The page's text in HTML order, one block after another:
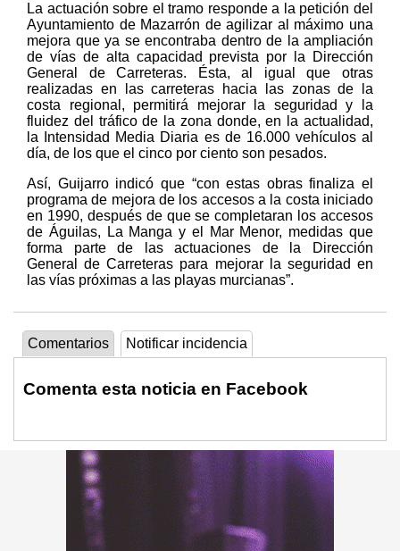
La actuación sobre el tramo responde a la petición del
Ayuntamiento de Mazarrón de agilizar al máximo una
mejora que ya se encontraba dentro de la ampliación
de vías de alta capacidad prevista por la Dirección
General de Carreteras. Ésta, al igual que otras
realizadas en las carreteras hacia las zonas de la
costa regional, permitirá mejorar la seguridad y la
fluidez del tráfico de la zona donde, en la actualidad,
la Intensidad Media Diaria es de 16.000 vehículos al
día, de los que el cinco por ciento son pesados.
Así, Guijarro indicó que “con estas obras finaliza el
programa de mejora de los accesos a la costa iniciado
en 1990, después de que se completaran los accesos
de Águilas, La Manga y el Mar Menor, medidas que
forma parte de las actuaciones de la Dirección
General de Carreteras para mejorar la seguridad en
las vías próximas a las playas murcianas”.
Comentarios Notificar incidencia
Comenta esta noticia en Facebook